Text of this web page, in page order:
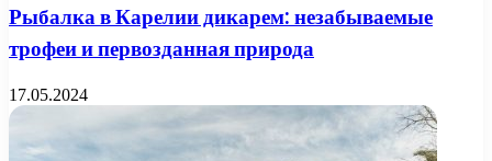
Рыбалка в Карелии дикарем: незабываемые
трофеи и первозданная природа
17.05.2024